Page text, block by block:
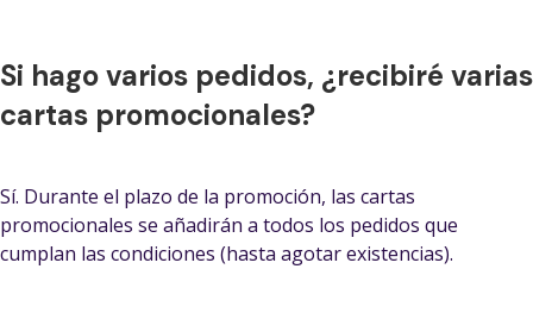
Si hago varios pedidos, ¿recibiré varias
cartas promocionales?
Sí. Durante el plazo de la promoción, las cartas
promocionales se añadirán a todos los pedidos que
cumplan las condiciones (hasta agotar existencias).